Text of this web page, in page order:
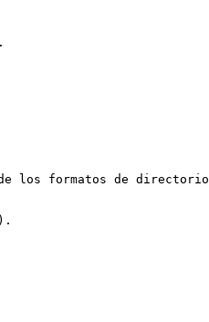
los formatos de